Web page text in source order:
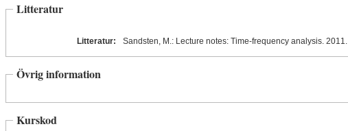
Litteratur
Litteratur: Sandsten, M.: Lecture notes: Time-frequency analysis. 2011.
Övrig information
Kurskod